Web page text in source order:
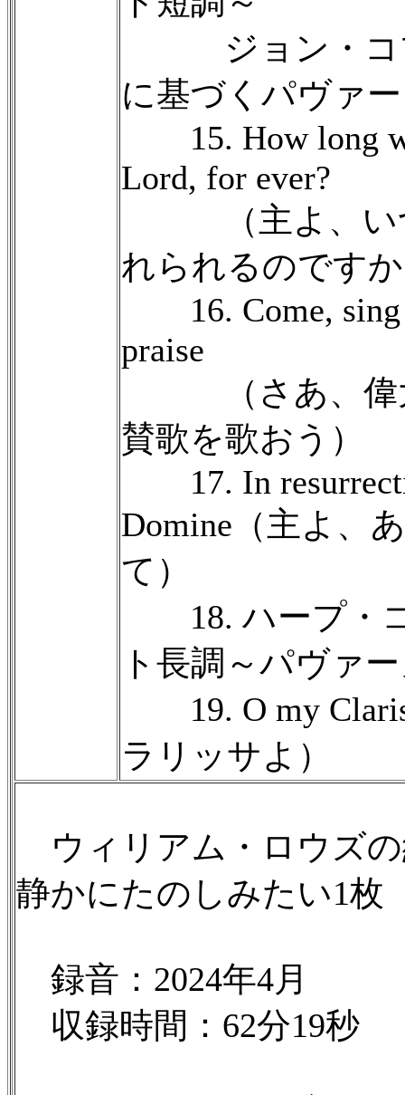
ジョン・コプ
に基づくパヴァ
15. How long
Lord, for ever?
（主よ、いつ
れられるのです
16. Come, sing
praise
（さあ、偉大
賛歌を歌おう）
17. In
Domine（主よ、
て）
18. ハープ・
ト長調～パヴァ
19. O my
ラリッサよ）
ウィリアム・ロウズ
静かにたのしみたい1枚
録音：2024年4月
収録時間：62分19秒